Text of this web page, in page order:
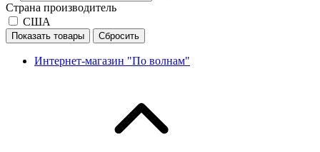
Страна производитель
США
Показать товары Сбросить
Интернет-магазин "По волнам"